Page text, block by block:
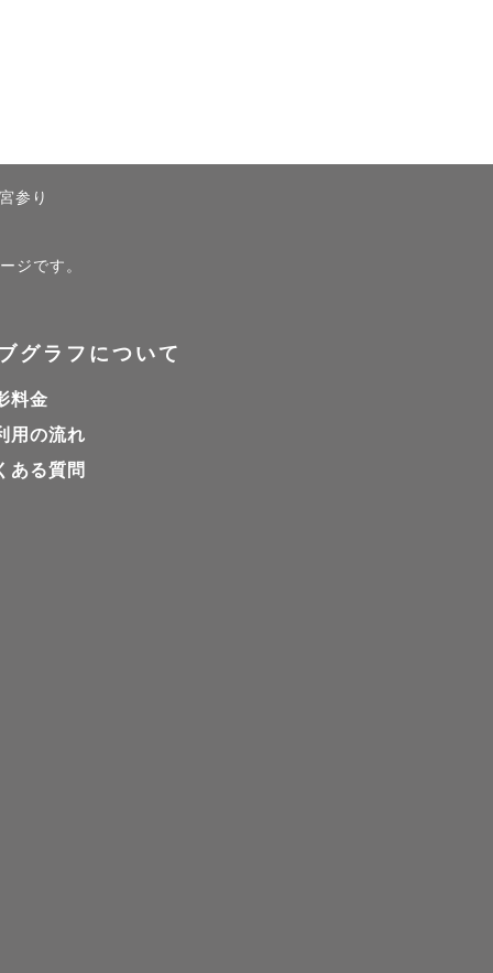
笑顔を引
やイメー
す。
問い合わ
参り
ジです。
グラフについて
料金
用の流れ
ある質問